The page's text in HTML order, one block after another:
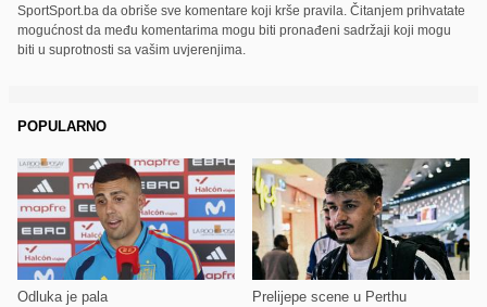
SportSport.ba da obriše sve komentare koji krše pravila. Čitanjem prihvatate
mogućnost da među komentarima mogu biti pronađeni sadržaji koji mogu
biti u suprotnosti sa vašim uvjerenjima.
POPULARNO
Odluka je pala Prelijepe scene u Perthu